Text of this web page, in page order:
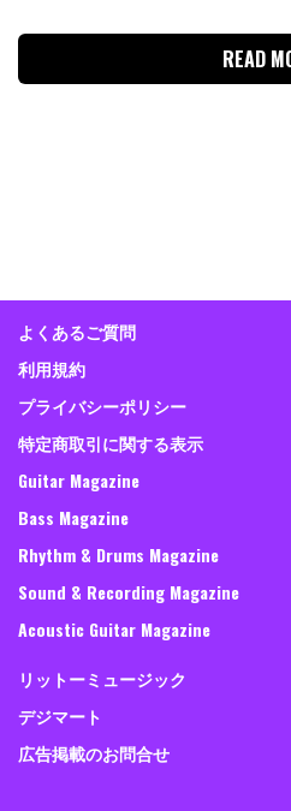
READ
よくあるご質問
利用規約
プライバシーポリシー
特定商取引に関する表示
Guitar Magazine
Bass Magazine
Rhythm & Drums Magazine
Sound & Recording Magazine
Acoustic Guitar Magazine
リットーミュージック
デジマート
広告掲載のお問合せ